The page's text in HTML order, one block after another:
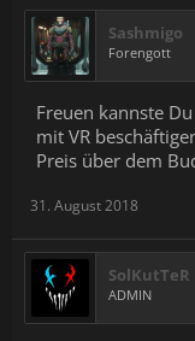
Sashmigo
Forengott
Freuen kannste
mit VR
Preis über dem
31. August 2018
SolKutTeR
ADMIN